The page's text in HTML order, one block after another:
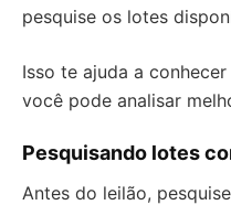
pesquise os lotes
Isso te ajuda a
você pode analisar
Pesquisando lotes
Antes do leilão,